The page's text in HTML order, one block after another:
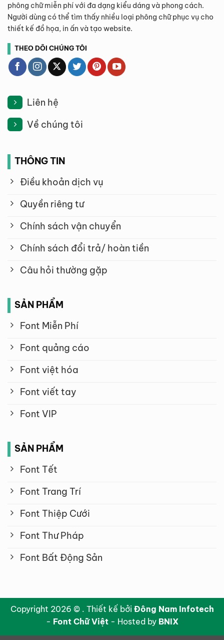
phông chữ miễn phí với đa dạng kiểu dáng và phong cách.
Người dùng có thể tìm thấy nhiều loại phông chữ phục vụ cho
thiết kế đồ họa, in ấn và tạo website.
THEO DÕI CHÚNG TÔI
Liên hệ
Về chúng tôi
THÔNG TIN
Điều khoản dịch vụ
Quyền riêng tư
Chính sách vận chuyển
Chính sách đổi trả/ hoàn tiền
Câu hỏi thường gặp
SẢN PHẨM
Font Miễn Phí
Font quảng cáo
Font việt hóa
Font viết tay
Font VIP
SẢN PHẨM
Font Tết
Font Trang Trí
Font Thiệp Cưới
Font Thư Pháp
Font Bất Động Sản
Copyright 2026 © . Thiết kế bởi Đông Nam Infotech
- Font Chữ Việt- Hosted by BNIX